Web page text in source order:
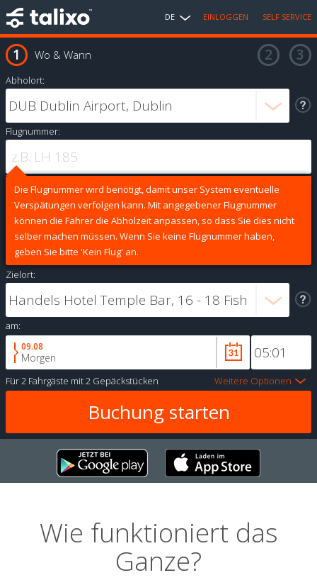
DE EINLOGGEN SELF SERVICE
Wo & Wann
Abholort:
Flugnummer:
Die Flugnummer wird benötigt, damit unser System eventuelle
Verspätungen verfolgen kann. Mit angegebener Flugnummer
können die Fahrer die Abholzeit anpassen, so dass Sie dies nicht
selber machen müssen. Wenn Sie keine Flugnummer haben,
geben Sie bitte 'Kein Flug' an.
Zielort:
am:
09.08
Morgen
Für2 Fahrgäste mit2 Gepäckstücken Weitere Optionen
Wie funktioniert das
Ganze?